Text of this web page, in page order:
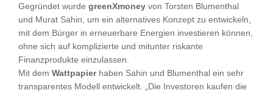
Gegründet wurde greenXmoney von Torsten Blumenthal
und Murat Sahin, um ein alternatives Konzept zu entwickeln,
mit dem Bürger in erneuerbare Energien investieren können,
ohne sich auf komplizierte und mitunter riskante
Finanzprodukte einzulassen.
Mit dem Wattpapierhaben Sahin und Blumenthal ein sehr
transparentes Modell entwickelt. „Die Investoren kaufen die